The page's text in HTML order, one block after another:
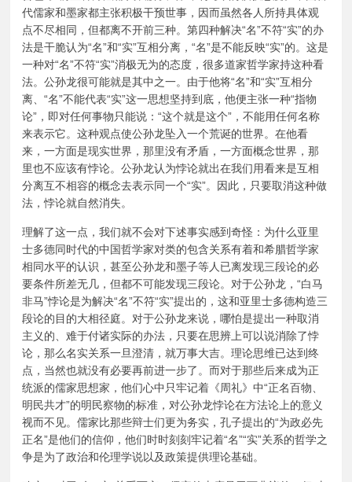
代儒家和墨家都主张积极干预世事，因而虽然各人所持具体观
点不尽相同，但都离不开前三种。第四种解决“名”不符“实”的办
法是干脆认为“名”和“实”互相分离，“名”是不能反映“实”的。这是
一种对“名”不符“实”消极无为的态度，很多道家哲学家持这种看
法。公孙龙很可能就是其中之一。由于他将“名”和“实”互相分
离、“名”不能代表“实”这一思想坚持到底，他便主张一种“指物
论”，即对任何事物只能说：“这个就是这个”，不能用任何名称
来表示它。这种观点使公孙龙坠入一个荒诞的世界。在他看
来，一方面是现实世界，那里没有矛盾，一方面概念世界，那
里也不应该有悖论。公孙龙认为悖论就出在我们用看来是互相
分离互不相容的概念去表示同一个“实”。因此，只要取消这种做
法，悖论就自然消失。
理解了这一点，我们就不会对下述事实感到奇怪：为什么亚里
士多德同时代的中国哲学家对类的包含关系有着和希腊哲学家
相同水平的认识，甚至公孙龙和墨子等人已离发现三段论的必
要条件所差无几，但都不可能发现三段论。对于公孙龙，“白马
非马”悖论是为解决“名”不符“实”提出的，这和亚里士多德构造三
段论的目的大相径庭。对于公孙龙来说，哪怕是提出一种取消
主义的、难于付诸实际的办法，只要在思辨上可以说消除了悖
论，那么名实关系一旦澄清，就万事大吉。理论思维已达到终
点，当然也就没有必要再前进一步了。而对于那些后来成为正
统派的儒家思想家，他们心中只牢记着《周礼》中“正名百物、
明民共才”的明民察物的标准，对公孙龙悖论在方法论上的意义
视而不见。儒家比那些辩士们更为务实，孔子提出的“为政必先
正名”是他们的信仰，他们时时刻刻牢记着“名”“实”关系的哲学之
争是为了政治和伦理学说以及政策提供理论基础。